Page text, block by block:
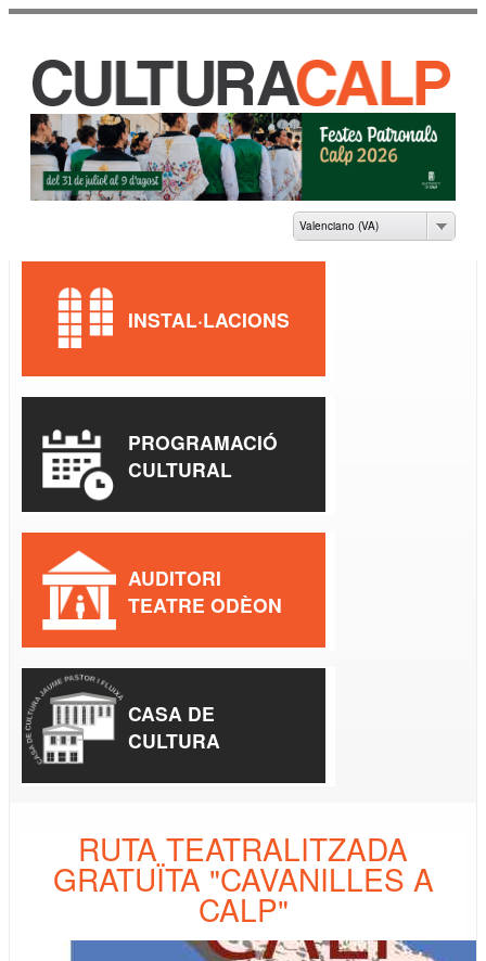
CASA DE CULTURA
JAUME PASTOR I
Valenciano (VA)
RUTA TEATRALITZADA
GRATUÏTA "CAVANILLES A
CALP"
INSTAL·LACIONS
PROGRAMACIÓ
CULTURAL
AUDITORI
TEATRE ODÈON
CASA DE
CULTURA